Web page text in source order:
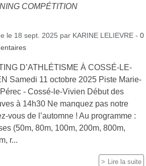
COMPÉTITION
le 18 sept. 2025 par KARINE LELIEVRE - 0
D’ATHLÉTISME À COSSÉ-LE-
Samedi 11 octobre 2025 Piste Marie-
- Cossé-le-Vivien Début des
à 14h30 Ne manquez pas notre
vous de l’automne ! Au programme :
(50m, 80m, 100m, 200m, 800m,
r...
Lire la suite